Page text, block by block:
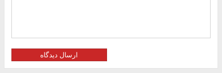
ارسال دیدگاه